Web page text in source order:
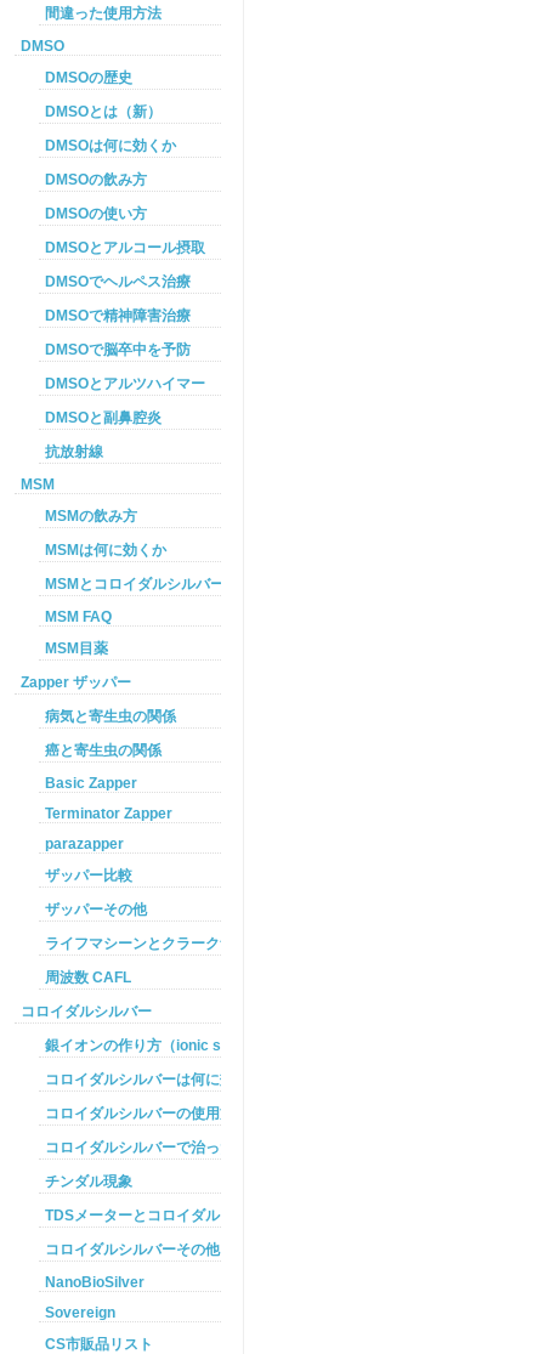
間違った使用方法
DMSO
DMSOの歴史
DMSOとは（新）
DMSOは何に効くか
DMSOの飲み方
DMSOの使い方
DMSOとアルコール摂取
DMSOでヘルペス治療
DMSOで精神障害治療
DMSOで脳卒中を予防
DMSOとアルツハイマー
DMSOと副鼻腔炎
抗放射線
MSM
MSMの飲み方
MSMは何に効くか
MSMとコロイダルシルバーを使った癌プロトコル
MSM FAQ
MSM目薬
Zapper ザッパー
病気と寄生虫の関係
癌と寄生虫の関係
Basic Zapper
Terminator Zapper
parazapper
ザッパー比較
ザッパーその他
ライフマシーンとクラークザッパーの違い
周波数 CAFL
コロイダルシルバー
銀イオンの作り方（ionic silver ）
コロイダルシルバーは何に効くのか
コロイダルシルバーの使用方法
コロイダルシルバーで治った例
チンダル現象
TDSメーターとコロイダルシルバー
コロイダルシルバーその他
NanoBioSilver
Sovereign
CS市販品リスト